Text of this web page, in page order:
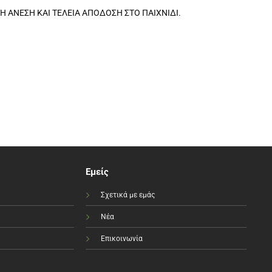
ΑΝΕΣΗ ΚΑΙ ΤΕΛΕΙΑ ΑΠΟΔΟΣΗ ΣΤΟ ΠΑΙΧΝΙΔΙ.
Εμείς
Σχετικά με εμάς
Νέα
Επικοινωνία